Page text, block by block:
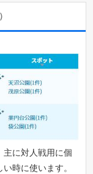
主に対人戦用に個
時に使います。